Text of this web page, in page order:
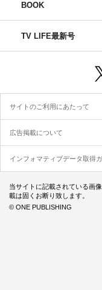
BOOK
TV LIFE最新号
サイトのご利用にあたって
広告掲載について
インフォマティブデータ取得
当サイトに記載されている画
載は固くお断り致します。
© ONE PUBLISHING